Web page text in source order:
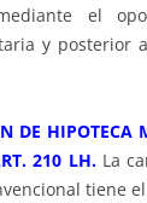
el
y posterior
DE HIPOTECA
210 LH.La
tiene